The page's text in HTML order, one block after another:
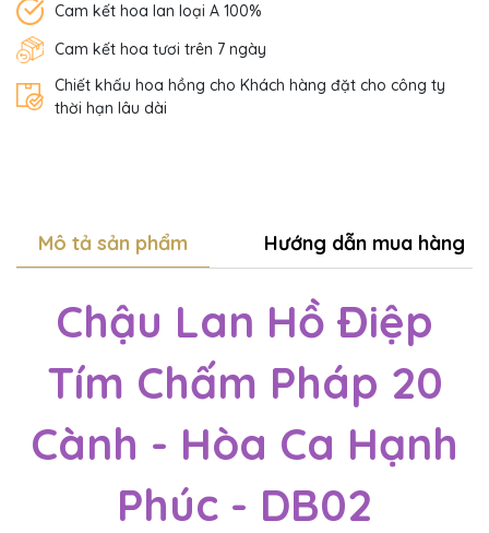
Cam kết hoa lan loại A 100%
Cam kết hoa tươi trên 7 ngày
Chiết khấu hoa hồng cho Khách hàng đặt cho công ty
thời hạn lâu dài
Mô tả sản phẩm Hướng dẫn mua hàng
Chậu Lan Hồ Điệp
Tím Chấm Pháp 20
Cành - Hòa Ca Hạnh
Phúc - DB02